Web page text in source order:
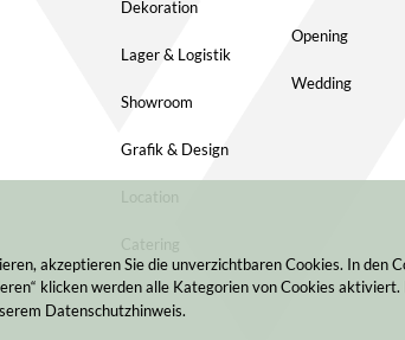
Dekoration
Lager & Logistik
Showroom
Grafik & Design
Location
Catering
Opening
Wedding
akzeptieren Sie die unverzichtbaren Cookies. In
klicken werden alle Kategorien von Cookies
Datenschutzhinweis.